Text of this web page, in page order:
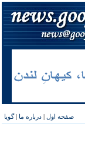
صفحه اول | درباره ما |گویا